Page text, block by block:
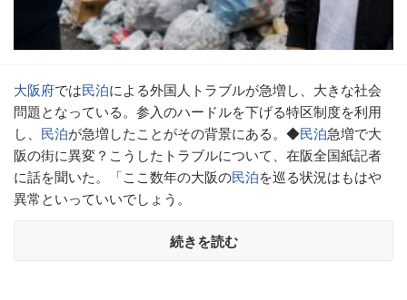
大阪府では民泊による外国人トラブルが急増し、大きな社会
問題となっている。参入のハードルを下げる特区制度を利用
し、 民泊が急増したことがその背景にある。◆民泊急増で大
阪の街に異変？こうしたトラブルについて、在阪全国紙記者
に話を聞いた。「ここ数年の大阪の民泊を巡る状況はもはや
異常といっていいでしょう。
続きを読む